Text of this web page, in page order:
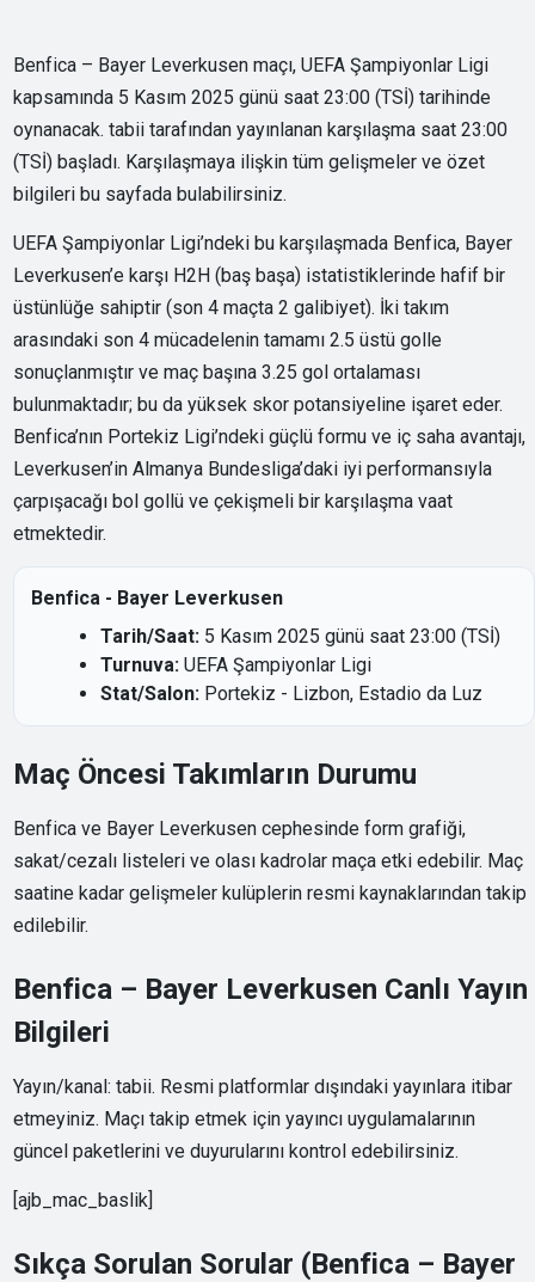
Benfica – Bayer Leverkusen maçı, UEFA Şampiyonlar Ligi
kapsamında 5 Kasım 2025 günü saat 23:00 (TSİ) tarihinde
oynanacak. tabii tarafından yayınlanan karşılaşma saat 23:00
(TSİ) başladı. Karşılaşmaya ilişkin tüm gelişmeler ve özet
bilgileri bu sayfada bulabilirsiniz.
UEFA Şampiyonlar Ligi’ndeki bu karşılaşmada Benfica, Bayer
Leverkusen’e karşı H2H (baş başa) istatistiklerinde hafif bir
üstünlüğe sahiptir (son 4 maçta 2 galibiyet). İki takım
arasındaki son 4 mücadelenin tamamı 2.5 üstü golle
sonuçlanmıştır ve maç başına 3.25 gol ortalaması
bulunmaktadır; bu da yüksek skor potansiyeline işaret eder.
Benfica’nın Portekiz Ligi’ndeki güçlü formu ve iç saha avantajı,
Leverkusen’in Almanya Bundesliga’daki iyi performansıyla
çarpışacağı bol gollü ve çekişmeli bir karşılaşma vaat
etmektedir.
Benfica - Bayer Leverkusen
Tarih/Saat: 5 Kasım 2025 günü saat 23:00 (TSİ)
Turnuva: UEFA Şampiyonlar Ligi
Stat/Salon: Portekiz - Lizbon, Estadio da Luz
Maç Öncesi Takımların Durumu
Benfica ve Bayer Leverkusen cephesinde form grafiği,
sakat/cezalı listeleri ve olası kadrolar maça etki edebilir. Maç
saatine kadar gelişmeler kulüplerin resmi kaynaklarından takip
edilebilir.
Benfica – Bayer Leverkusen Canlı Yayın
Bilgileri
Yayın/kanal: tabii. Resmi platformlar dışındaki yayınlara itibar
etmeyiniz. Maçı takip etmek için yayıncı uygulamalarının
güncel paketlerini ve duyurularını kontrol edebilirsiniz.
[ajb_mac_baslik]
Sıkça Sorulan Sorular (Benfica – Bayer